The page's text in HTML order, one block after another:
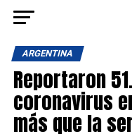
ARGENTINA
Reportaron
coronavirus
más que la